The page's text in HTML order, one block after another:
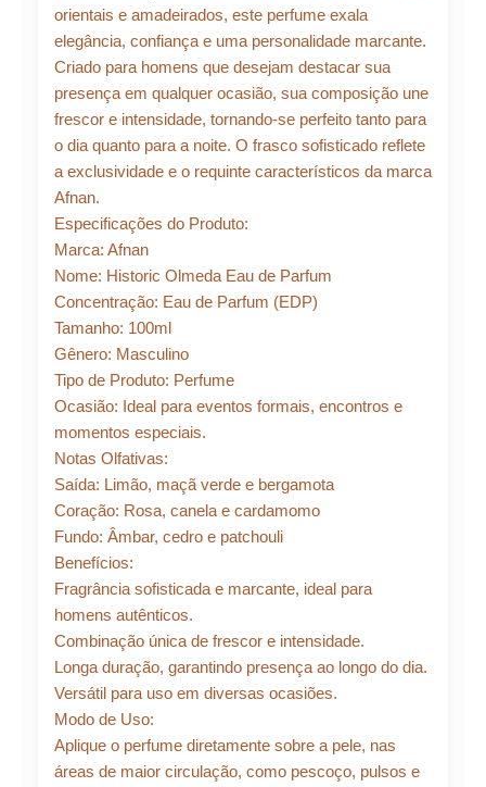
orientais e amadeirados, este perfume exala
elegância, confiança e uma personalidade marcante.
Criado para homens que desejam destacar sua
presença em qualquer ocasião, sua composição une
frescor e intensidade, tornando-se perfeito tanto para
o dia quanto para a noite. O frasco sofisticado reflete
a exclusividade e o requinte característicos da marca
Afnan.
Especificações do Produto:
Marca: Afnan
Nome: Historic Olmeda Eau de Parfum
Concentração: Eau de Parfum (EDP)
Tamanho: 100ml
Gênero: Masculino
Tipo de Produto: Perfume
Ocasião: Ideal para eventos formais, encontros e
momentos especiais.
Notas Olfativas:
Saída: Limão, maçã verde e bergamota
Coração: Rosa, canela e cardamomo
Fundo: Âmbar, cedro e patchouli
Benefícios:
Fragrância sofisticada e marcante, ideal para
homens autênticos.
Combinação única de frescor e intensidade.
Longa duração, garantindo presença ao longo do dia.
Versátil para uso em diversas ocasiões.
Modo de Uso:
Aplique o perfume diretamente sobre a pele, nas
áreas de maior circulação, como pescoço, pulsos e